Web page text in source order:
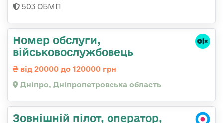
503 ОБМП
Номер обслуги,
військовослужбовець
від 20000 до 120000 грн
Дніпро, Дніпропетровська область
Зовнішній пілот, оператор,